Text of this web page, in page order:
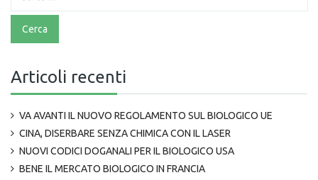
Articoli recenti
VA AVANTI IL NUOVO REGOLAMENTO SUL BIOLOGICO UE
CINA, DISERBARE SENZA CHIMICA CON IL LASER
NUOVI CODICI DOGANALI PER IL BIOLOGICO USA
BENE IL MERCATO BIOLOGICO IN FRANCIA